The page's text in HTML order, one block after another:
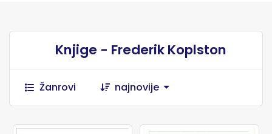
Knjige - Frederik Koplston
Žanrovi najnovije